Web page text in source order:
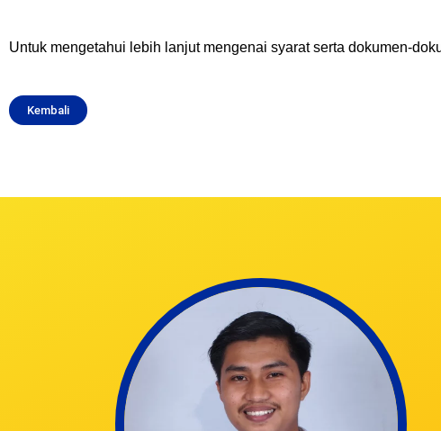
Untuk mengetahui lebih lanjut mengenai syarat serta dokumen-
Kembali